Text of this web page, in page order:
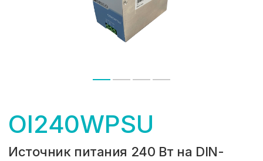
OI240WPSU
Источник питания 240 Вт на DIN-